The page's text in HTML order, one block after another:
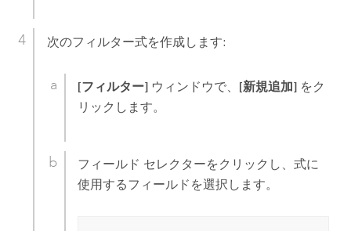
次のフィルター式を作成します:
[フィルター] ウィンドウで、 [新規追加] をク
リックします。
フィールド セレクターをクリックし、式に
使用するフィールドを選択します。